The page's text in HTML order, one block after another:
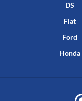
DS
Fiat
Ford
Honda